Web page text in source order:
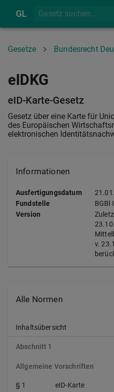
GL
Gesetze Bundesrecht
eIDKG
eID-Karte-Gesetz
Gesetz über eine Karte für
des Europäischen
elektronischen
Informationen
Ausfertigungsdatum
Fundstelle
BGBl I
Version
v.
Alle Normen
Inhaltsübersicht
Abschnitt 1
Allgemeine Vorschriften
§ 1 eID-Karte